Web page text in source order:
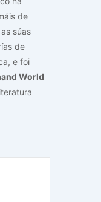
de
súas
de
e foi
World